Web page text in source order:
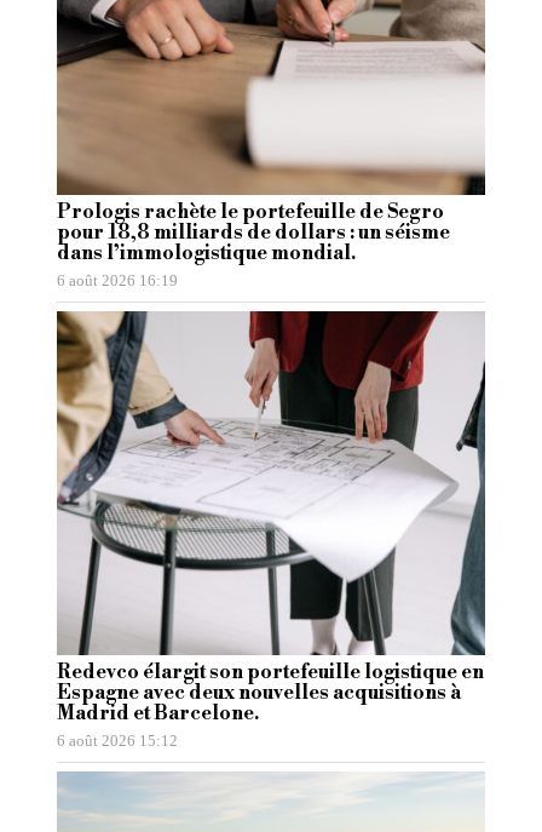
Prologis rachète le portefeuille de Segro
pour 18,8 milliards de dollars : un séisme
dans l’immologistique mondial.
6 août 2026 16:19
Redevco élargit son portefeuille logistique en
Espagne avec deux nouvelles acquisitions à
Madrid et Barcelone.
6 août 2026 15:12